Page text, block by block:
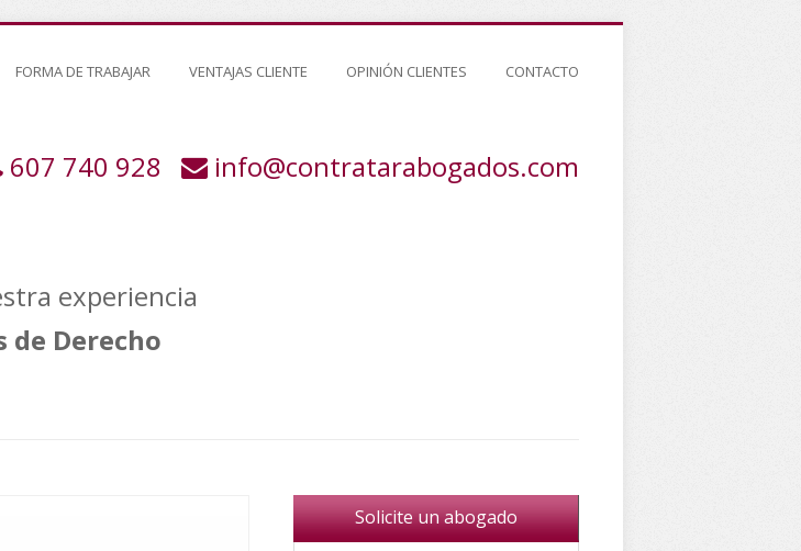
FORMA DE TRABAJAR VENTAJAS CLIENTE OPINIÓN CLIENTES CONTACTO
607 740 928
info@contratarabogados.com
experiencia
de Derecho
Solicite un abogado